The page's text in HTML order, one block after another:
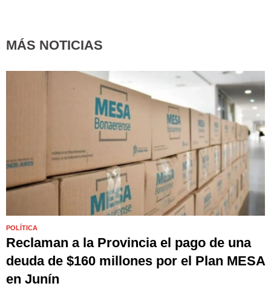
MÁS NOTICIAS
POLÍTICA
Reclaman a la Provincia el pago de una
deuda de $160 millones por el Plan MESA
en Junín